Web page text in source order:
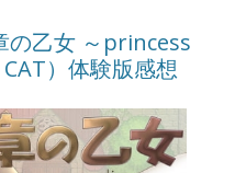
の乙女 ～princess
）体験版感想